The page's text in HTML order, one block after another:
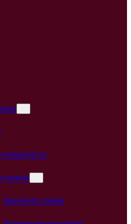
специалисты
службы
Кризисная служба